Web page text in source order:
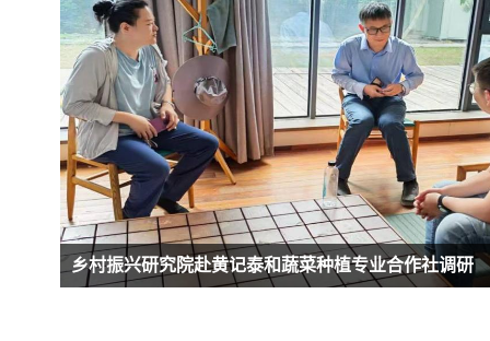
“泉脉知行实践团”到乡村振兴基地调研 助力文化...